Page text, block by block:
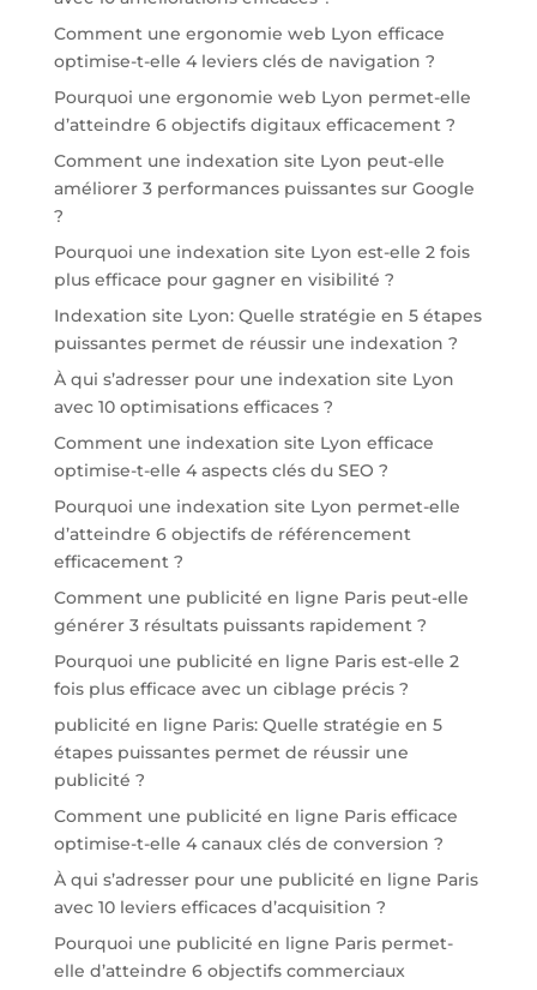
Comment une ergonomie web Lyon efficace
optimise-t-elle 4 leviers clés de navigation ?
Pourquoi une ergonomie web Lyon permet-elle
d’atteindre 6 objectifs digitaux efficacement ?
Comment une indexation site Lyon peut-elle
améliorer 3 performances puissantes sur Google
?
Pourquoi une indexation site Lyon est-elle 2 fois
plus efficace pour gagner en visibilité ?
Indexation site Lyon: Quelle stratégie en 5 étapes
puissantes permet de réussir une indexation ?
À qui s’adresser pour une indexation site Lyon
avec 10 optimisations efficaces ?
Comment une indexation site Lyon efficace
optimise-t-elle 4 aspects clés du SEO ?
Pourquoi une indexation site Lyon permet-elle
d’atteindre 6 objectifs de référencement
efficacement ?
Comment une publicité en ligne Paris peut-elle
générer 3 résultats puissants rapidement ?
Pourquoi une publicité en ligne Paris est-elle 2
fois plus efficace avec un ciblage précis ?
publicité en ligne Paris: Quelle stratégie en 5
étapes puissantes permet de réussir une
publicité ?
Comment une publicité en ligne Paris efficace
optimise-t-elle 4 canaux clés de conversion ?
À qui s’adresser pour une publicité en ligne Paris
avec 10 leviers efficaces d’acquisition ?
Pourquoi une publicité en ligne Paris permet-
elle d’atteindre 6 objectifs commerciaux